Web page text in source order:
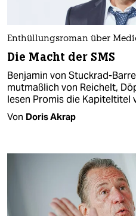
Enthüllungsroman über
Die Macht der SMS
Benjamin von Stuckrad-
mutmaßlich von Reichelt,
lesen Promis die Kapiteltitel
Von Doris Akrap